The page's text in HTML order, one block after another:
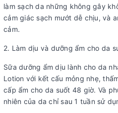
làm sạch da những không gây
cảm giác sạch mướt dễ chịu, và
cảm.
2. Làm dịu và dưỡng ẩm cho da
Sữa dưỡng ẩm dịu lành cho da
Lotion với kết cấu mỏng nhẹ,
cấp ẩm cho da suốt 48 giờ. Và
nhiên của da chỉ sau 1 tuần sử